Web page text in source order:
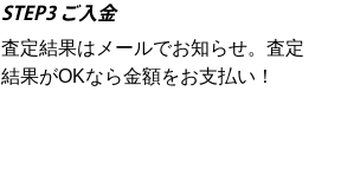
STEP3 ご入金
査定結果はメールでお知らせ。査定
結果がOKなら金額をお支払い！